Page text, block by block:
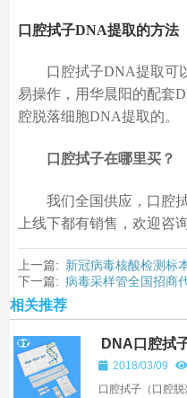
口腔拭子DNA提取的方法
口腔拭子DNA提取可
易操作，用华晨阳的配套
腔脱落细胞DNA提取的。
口腔拭子在哪里买？
我们全国供应，口腔
上线下都有销售，欢迎咨
上一篇: 新冠病毒核酸检测标
下一篇: 病毒采样管全国招商
相关推荐
DNA口腔拭
2018/03/09
口腔拭子（口腔